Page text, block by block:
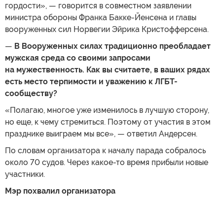
гордости», — говорится в совместном заявлении
министра обороны Франка Бакке-Йенсена и главы
вооруженных сил Норвегии Эйрика Кристофферсена.
— В Вооруженных силах традиционно преобладает
мужская среда со своими запросами
на мужественность. Как вы считаете, в ваших рядах
есть место терпимости и уважению к ЛГБТ-
сообществу?
«Полагаю, многое уже изменилось в лучшую сторону,
но еще, к чему стремиться. Поэтому от участия в этом
празднике выиграем мы все», — ответил Андерсен.
По словам организатора к началу парада собралось
около 70 судов. Через какое-то время прибыли новые
участники.
Мэр похвалил организатора